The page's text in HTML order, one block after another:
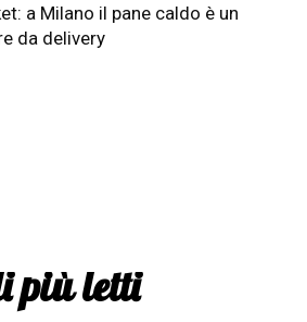
a Milano il pane caldo è un
da delivery
più letti